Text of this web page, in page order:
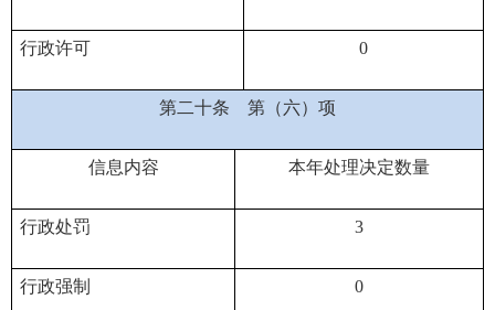
行政许可 0
第二十条 第（六）项
信息内容 本年处理决定数量
行政处罚 3
行政强制 0